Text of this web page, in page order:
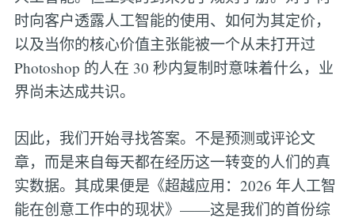
时向客户透露人工智能的使用、如何为其定价，
以及当你的核心价值主张能被一个从未打开过
Photoshop 的人在 30 秒内复制时意味着什么，业
界尚未达成共识。
因此，我们开始寻找答案。不是预测或评论文
章，而是来自每天都在经历这一转变的人们的真
实数据。其成果便是《超越应用：2026 年人工智
能在创意工作中的现状》——这是我们的首份综